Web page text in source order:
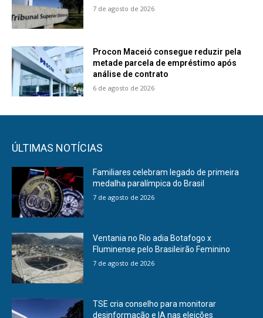
7 de agosto de 2026
Procon Maceió consegue reduzir pela
metade parcela de empréstimo após
análise de contrato
6 de agosto de 2026
ÚLTIMAS NOTÍCIAS
Familiares celebram legado de primeira
medalha paralímpica do Brasil
7 de agosto de 2026
Ventania no Rio adia Botafogo x
Fluminense pelo Brasileirão Feminino
7 de agosto de 2026
TSE cria conselho para monitorar
desinformação e IA nas eleições